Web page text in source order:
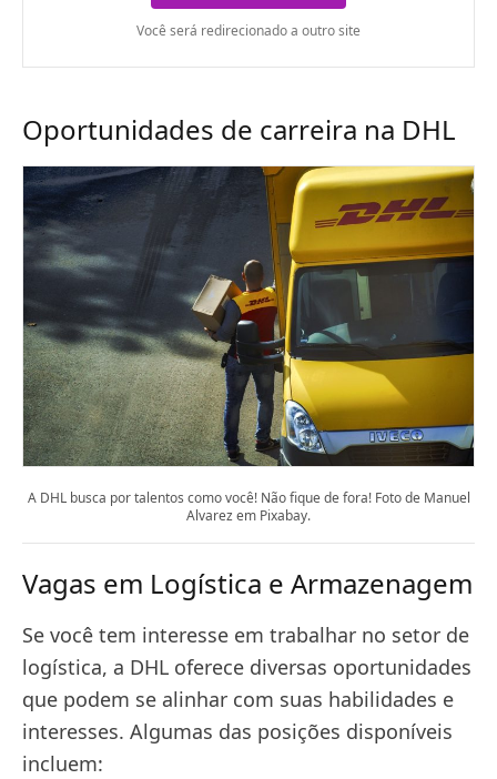
Você será redirecionado a outro site
Oportunidades de carreira na DHL
A DHL busca por talentos como você! Não fique de fora! Foto de Manuel
Alvarez em Pixabay.
Vagas em Logística e Armazenagem
Se você tem interesse em trabalhar no setor de
logística, a DHL oferece diversas oportunidades
que podem se alinhar com suas habilidades e
interesses. Algumas das posições disponíveis
incluem: